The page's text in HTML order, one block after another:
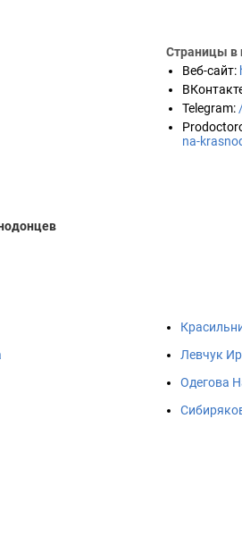
Страницы в
Веб-сайт:
Telegram:
na-
Левчук
Одегова